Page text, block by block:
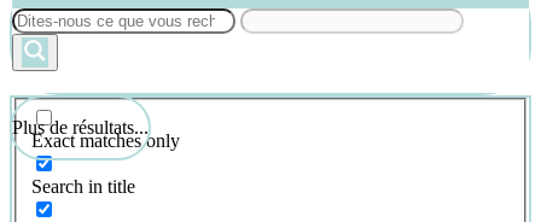
Plus de résultats...
Exact matches only
Search in title